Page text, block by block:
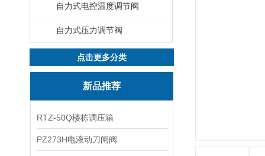
自力式电控温度调节阀
自力式压力调节阀
点击更多分类
新品推荐
RTZ-50Q楼栋调压箱
PZ273H电液动刀闸阀